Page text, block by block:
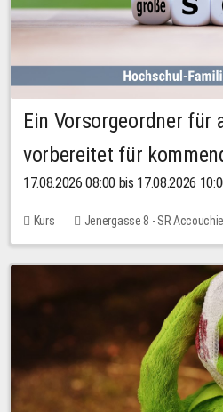
Ein Vorsorgeordner für
vorbereitet für
17.08.2026 08:00 bis 17.08.2026
Kurs Jenergasse 8 - SR